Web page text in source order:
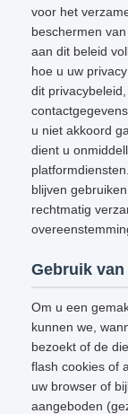
voor het
beschermen
aan dit beleid
hoe u uw
dit
u niet akkoord
dient u
blijven
rechtmatig
Gebruik
Om u een
kunnen we,
bezoekt of de
flash cookies of
uw browser of
aangeboden